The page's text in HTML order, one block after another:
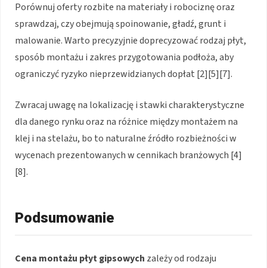
Porównuj oferty rozbite na materiały i robociznę oraz
sprawdzaj, czy obejmują spoinowanie, gładź, grunt i
malowanie. Warto precyzyjnie doprecyzować rodzaj płyt,
sposób montażu i zakres przygotowania podłoża, aby
ograniczyć ryzyko nieprzewidzianych dopłat [2][5][7].
Zwracaj uwagę na lokalizację i stawki charakterystyczne
dla danego rynku oraz na różnice między montażem na
klej i na stelażu, bo to naturalne źródło rozbieżności w
wycenach prezentowanych w cennikach branżowych [4]
[8].
Podsumowanie
Cena montażu płyt gipsowych zależy od rodzaju